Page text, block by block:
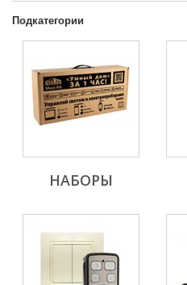
Подкатегории
НАБОРЫ